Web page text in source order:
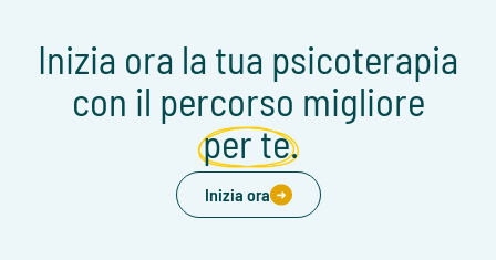
Inizia ora la tua psicoterapia
con il percorso migliore
per te.
Inizia ora